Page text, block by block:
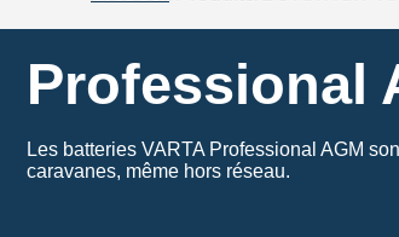
Professional
Les batteries VARTA Professional AGM
caravanes, même hors réseau.